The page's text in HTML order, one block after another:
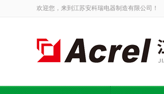
欢迎您，来到江苏安科瑞电器制造有限公司！